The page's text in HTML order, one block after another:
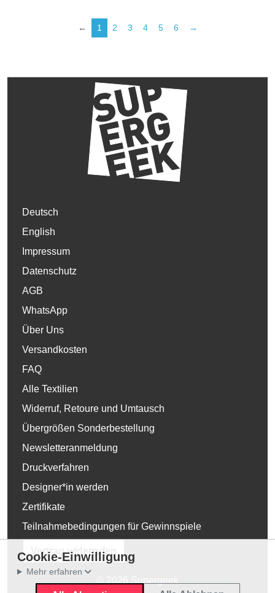
← 1 2 3 4 5 6 →
Deutsch
English
Impressum
Datenschutz
AGB
WhatsApp
Über Uns
Versandkosten
FAQ
Alle Textilien
Widerruf, Retoure und Umtausch
Übergrößen Sonderbestellung
Newsletteranmeldung
Druckverfahren
Designer*in werden
Zertifikate
Teilnahmebedingungen für Gewinnspiele
Vertrag widerrufen
Cookie-Einwilligung
Mehr erfahren